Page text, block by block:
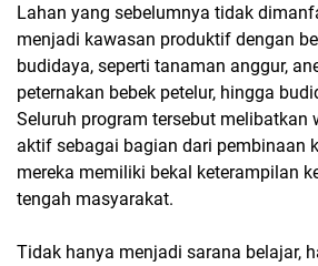
Lahan yang sebelumnya tidak
menjadi kawasan produktif dengan
budidaya, seperti tanaman anggur,
peternakan bebek petelur, hingga
Seluruh program tersebut melibatkan
aktif sebagai bagian dari pembinaan
mereka memiliki bekal keterampilan
tengah masyarakat.
Tidak hanya menjadi sarana belajar,